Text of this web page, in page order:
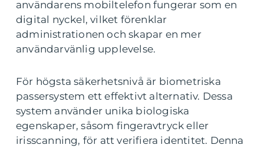
användarens mobiltelefon fungerar som en
digital nyckel, vilket förenklar
administrationen och skapar en mer
användarvänlig upplevelse.
För högsta säkerhetsnivå är biometriska
passersystem ett effektivt alternativ. Dessa
system använder unika biologiska
egenskaper, såsom fingeravtryck eller
irisscanning, för att verifiera identitet. Denna